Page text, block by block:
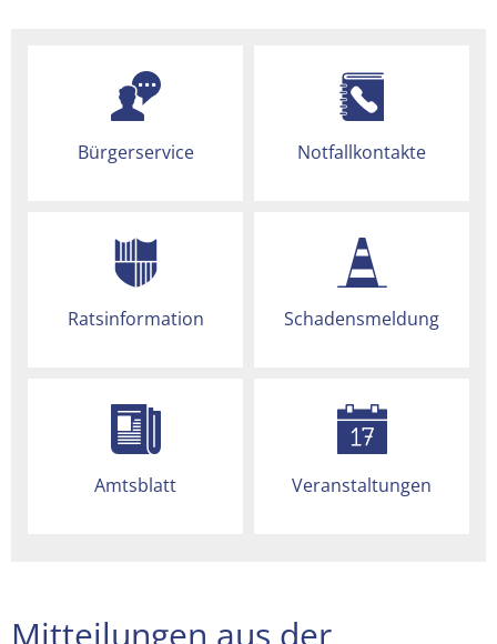
Bürgerservice Notfallkontakte
Ratsinformation Schadensmeldung
Amtsblatt Veranstaltungen
Mitteilungen aus der